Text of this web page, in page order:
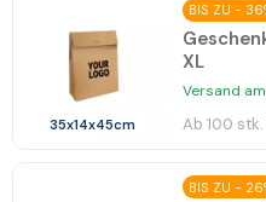
35x14x45cm
BIS ZU -
XL
Versand
Ab 100 stk.
BIS ZU -